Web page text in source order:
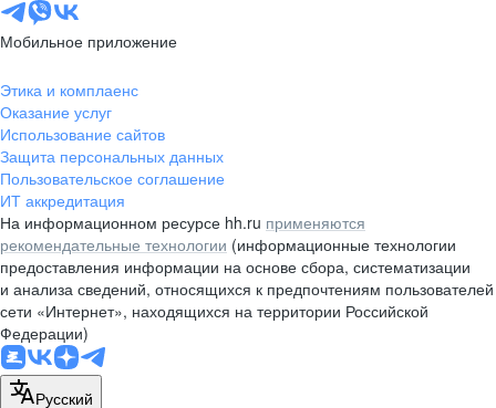
Мобильное приложение
Этика и комплаенс
Оказание услуг
Использование сайтов
Защита персональных данных
Пользовательское соглашение
ИТ аккредитация
На информационном ресурсе hh.ru применяются
рекомендательные технологии (информационные технологии
предоставления информации на основе сбора, систематизации
и анализа сведений, относящихся к предпочтениям пользователей
сети «Интернет», находящихся на территории Российской
Федерации)
Русский